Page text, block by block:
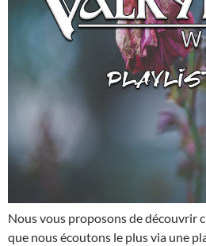
Nous vous proposons de découvrir
que nous écoutons le plus via une